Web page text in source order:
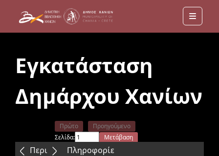
Menu
Εγκατάσταση
Δημάρχου Χανίων
Περιεχόμενα
Πρώτο
Προηγούμενο
Σελίδα:
Μετάβαση
Επόμενο
Τελευταίο
Πληροφορίε